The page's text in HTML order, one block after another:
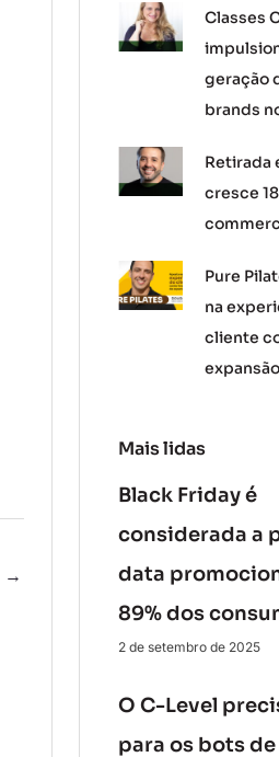
→
Classes
geração
brands
Retirada
cresce
Pure
na
cliente
expansão
Mais lidas
Black Friday é
considerada a
data
89% dos
2 de setembro de 2025
O C-Level
para os bots